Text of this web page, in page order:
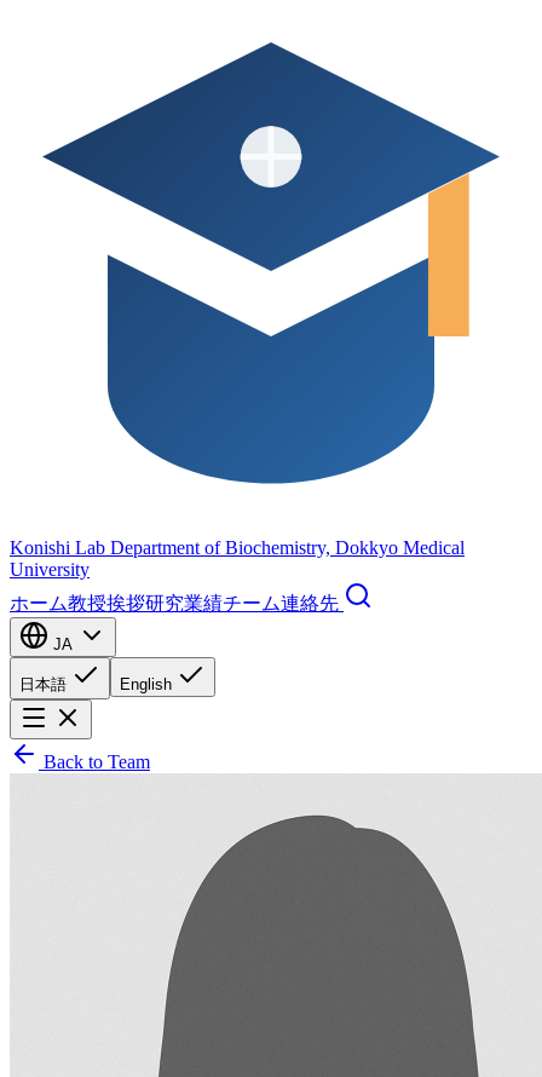
Konishi Lab Department of Biochemistry, Dokkyo Medical
University
ホーム教授挨拶研究業績チーム連絡先
JA
日本語 English
Back to Team